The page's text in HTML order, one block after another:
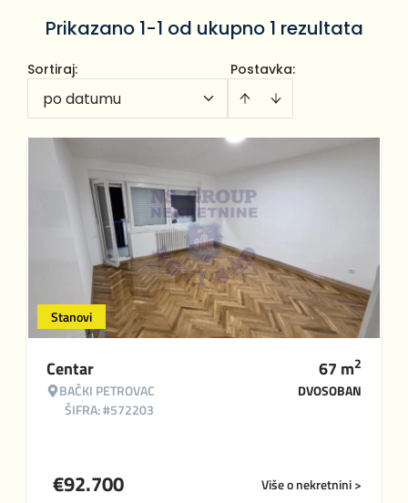
Prikazano 1-1 od ukupno 1 rezultata
Postavka:
Sortiraj:
po datumu
Stanovi
Centar
BAČKI PETROVAC
ŠIFRA: #572203
67 m2
DVOSOBAN
Više o nekretnini >
€92.700